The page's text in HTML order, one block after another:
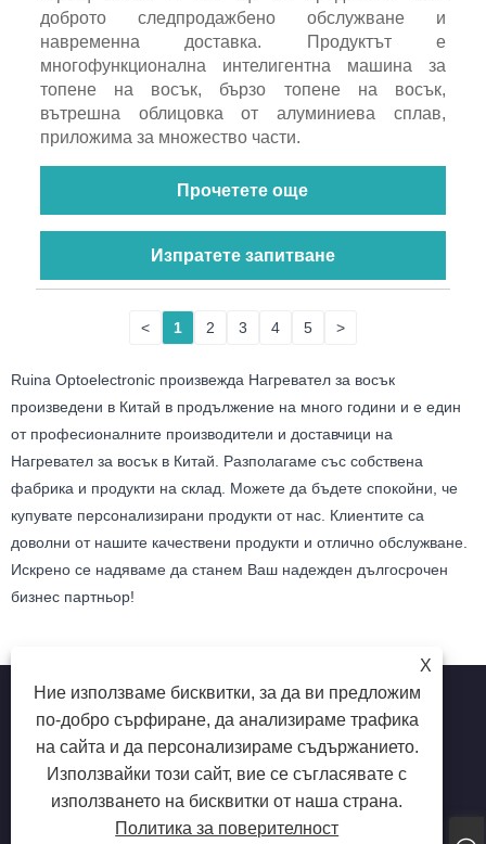
доброто следпродажбено обслужване и
навременна доставка. Продуктът е
многофункционална интелигентна машина за
топене на восък, бързо топене на восък,
вътрешна облицовка от алуминиева сплав,
приложима за множество части.
Прочетете още
Изпратете запитване
< 1 2 3 4 5 >
Ruina Optoelectronic произвежда Нагревател за восък
произведени в Китай в продължение на много години и е един
от професионалните производители и доставчици на
Нагревател за восък в Китай. Разполагаме със собствена
фабрика и продукти на склад. Можете да бъдете спокойни, че
купувате персонализирани продукти от нас. Клиентите са
доволни от нашите качествени продукти и отлично обслужване.
Искрено се надяваме да станем Ваш надежден дългосрочен
бизнес партньор!
X
Ние използваме бисквитки, за да ви предложим
по-добро сърфиране, да анализираме трафика
на сайта и да персонализираме съдържанието.
Използвайки този сайт, вие се съгласявате с
използването на бисквитки от наша страна.
Политика за поверителност
Copyright © 2025 Shenzhen Ruina Optoelectronic Co., Ltd -
лампа за нокти, тренировка за нокти, колектор за прах на
ноктите - всички права запазени.